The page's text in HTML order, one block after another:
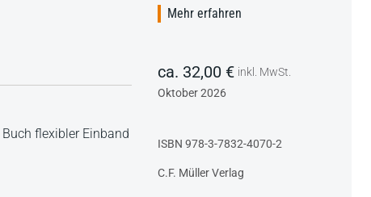
Buch flexibler Einband
Mehr erfahren
ca. 32,00 € inkl. MwSt.
Oktober 2026
ISBN 978-3-7832-4070-2
C.F. Müller Verlag